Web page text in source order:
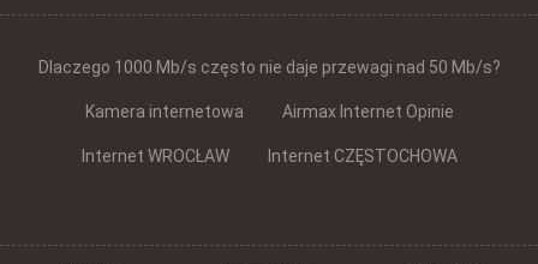
Dlaczego 1000 Mb/s często nie daje przewagi nad 50 Mb/s?
Kamera internetowa Airmax Internet Opinie
Internet WROCŁAW Internet CZĘSTOCHOWA